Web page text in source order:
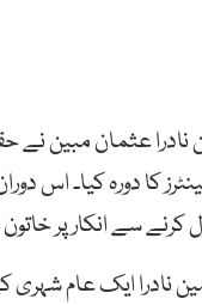
نادرا عثمان مبین نے
کا دورہ کیا۔ اس
سے انکار پر خاتون
نادرا ایک عام شہری